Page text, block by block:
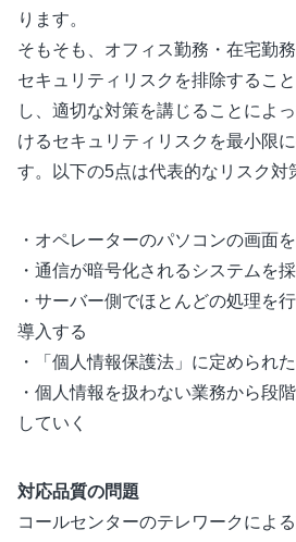
ります。
そもそも、オフィス勤務・在宅勤
セキュリティリスクを排除するこ
し、適切な対策を講じることによ
けるセキュリティリスクを最小限
す。以下の5点は代表的なリスク対
・オペレーターのパソコンの画面
・通信が暗号化されるシステムを
・サーバー側でほとんどの処理を
導入する
・「個人情報保護法」に定められ
・個人情報を扱わない業務から段
していく
対応品質の問題
コールセンターのテレワークによ